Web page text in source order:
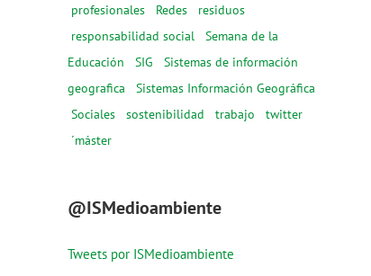
profesionales
Redes
residuos
responsabilidad social
Semana de la
Educación
SIG
Sistemas de información
geografica
Sistemas Información Geográfica
Sociales
sostenibilidad trabajo
twitter
´máster
@ISMedioambiente
Tweets por ISMedioambiente